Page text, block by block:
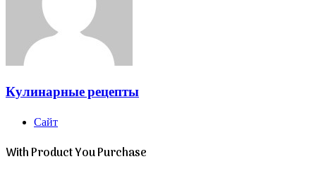
Кулинарные рецепты
Сайт
With Product You Purchase